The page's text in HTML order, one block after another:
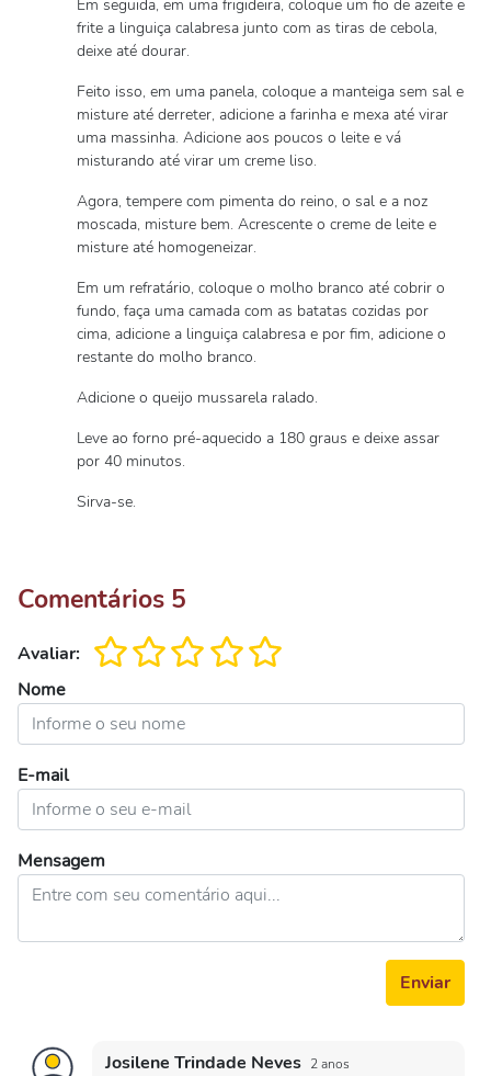
Em seguida, em uma frigideira, coloque um fio de azeite e
frite a linguiça calabresa junto com as tiras de cebola,
deixe até dourar.
Feito isso, em uma panela, coloque a manteiga sem sal e
misture até derreter, adicione a farinha e mexa até virar
uma massinha. Adicione aos poucos o leite e vá
misturando até virar um creme liso.
Agora, tempere com pimenta do reino, o sal e a noz
moscada, misture bem. Acrescente o creme de leite e
misture até homogeneizar.
Em um refratário, coloque o molho branco até cobrir o
fundo, faça uma camada com as batatas cozidas por
cima, adicione a linguiça calabresa e por fim, adicione o
restante do molho branco.
Adicione o queijo mussarela ralado.
Leve ao forno pré-aquecido a 180 graus e deixe assar
por 40 minutos.
Sirva-se.
Comentários 5
Avaliar:
Nome
E-mail
Mensagem
Enviar
Josilene Trindade Neves 2 anos